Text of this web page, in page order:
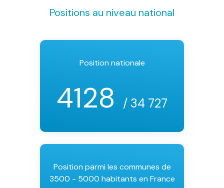
Positions au niveau national
Position nationale
4128 / 34 727
Position parmi les communes de
3500 - 5000 habitants en France